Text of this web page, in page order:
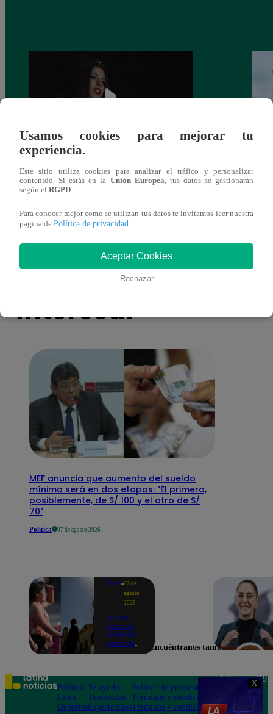
X
¿Yahaira Plasencia y Maritza Rodríguez
más unidas que nunca?
También te puede
interesar
MEF anuncia que aumento del sueldo
mínimo será en dos etapas: "El primero,
posiblemente, de S/ 100 y el otro de S/
70"
Política 07 de agosto 2026
Lima 07 de
agosto
2026
Ola de
calor se
extiende
hasta el
Lima y
otras 16
regiones
Usamos cookies para mejorar tu
experiencia.
Este sitio utiliza cookies para analizar el tráfico y personalizar
contenido. Si estás en la Unión Europea, tus datos se gestionarán
según el RGPD.
Para conocer mejor como se utilizan tus datos te invitamos leer nuestra
pagina de Política de privacidad.
Aceptar Cookies
Rechazar
Encuéntranos también en
Política
Lima
Deportes
Te ayudo
Tendencias
Espectáculos
Política de privacidad
Términos y condiciones
Términos y condiciones
Teléfono: 219
Av. San
Felipe 968